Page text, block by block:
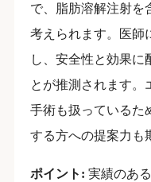
で、脂肪溶解注射を
考えられます。医師
し、安全性と効果に
とが推測されます。
手術も扱っているた
する方への提案力も
ポイント: 実績のあ